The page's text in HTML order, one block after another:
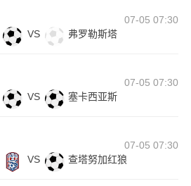
07-05 07:30
VS 弗罗勒斯塔
07-05 07:30
VS 塞卡西亚斯
07-05 07:30
VS 查塔努加红狼